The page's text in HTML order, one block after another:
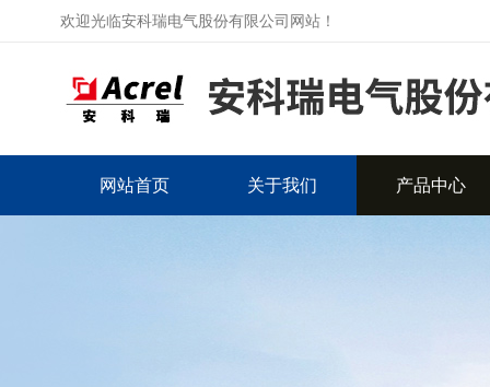
欢迎光临安科瑞电气股份有限公司网站！
网站首页 关于我们 产品中心